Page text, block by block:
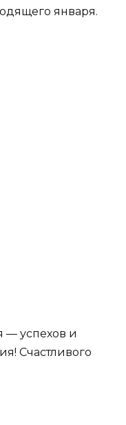
января.
— успехов и
Счастливого